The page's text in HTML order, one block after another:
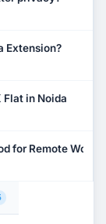
Extension?
Flat in Noida
for Remote Work?